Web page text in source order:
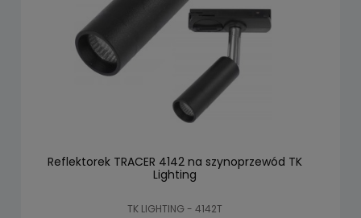
Reflektorek TRACER 4142 na szynoprzewód TK
Lighting
TK LIGHTING - 4142T